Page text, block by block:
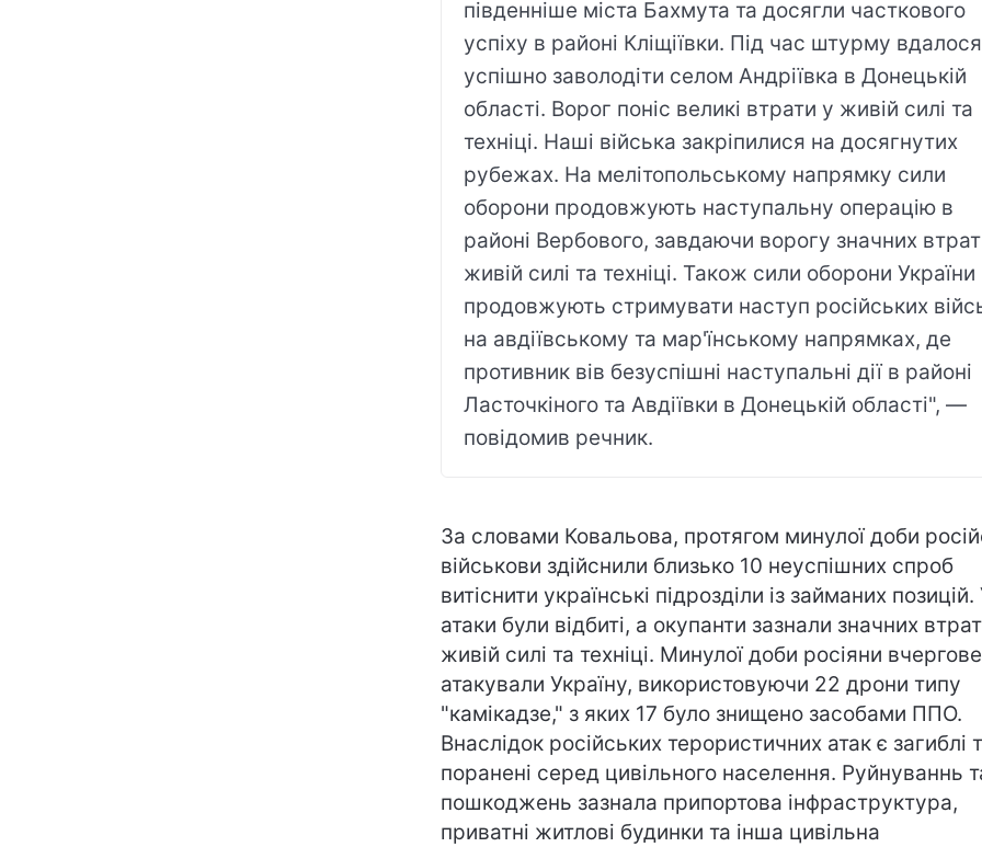
південніше міста Бахмута та досягли часткового
успіху в районі Кліщіївки. Під час штурму вдалося
успішно заволодіти селом Андріївка в Донецькій
області. Ворог поніс великі втрати у живій силі та
техніці. Наші війська закріпилися на досягнутих
рубежах. На мелітопольському напрямку сили
оборони продовжують наступальну операцію в
районі Вербового, завдаючи ворогу значних
живій силі та техніці. Також сили оборони України
продовжують стримувати наступ російських
на авдіївському та мар'їнському напрямках, де
противник вів безуспішні наступальні дії в районі
Ласточкіного та Авдіївки в Донецькій області", —
повідомив речник.
За словами Ковальова, протягом минулої доби
військови здійснили близько 10 неуспішних спроб
витіснити українські підрозділи із займаних позицій.
атаки були відбиті, а окупанти зазнали значних
живій силі та техніці. Минулої доби росіяни вчергове
атакували Україну, використовуючи 22 дрони типу
"камікадзе," з яких 17 було знищено засобами ППО.
Внаслідок російських терористичних атак є загиблі
поранені серед цивільного населення. Руйнуваннь
пошкоджень зазнала припортова інфраструктура,
приватні житлові будинки та інша цивільна